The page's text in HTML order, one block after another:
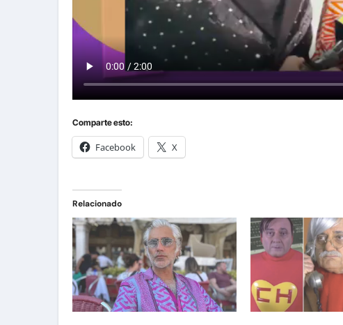
Comparte esto:
Facebook X
Relacionado